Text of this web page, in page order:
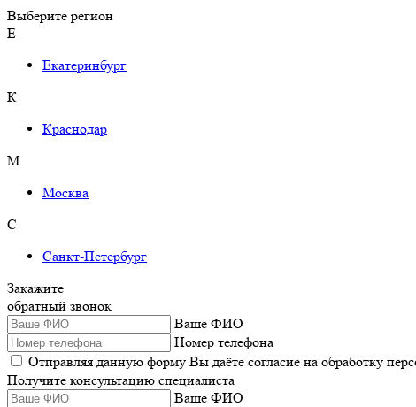
Выберите регион
Е
Екатеринбург
К
Краснодар
М
Москва
С
Санкт-Петербург
Закажите
обратный звонок
Ваше ФИО
Номер телефона
Отправляя данную форму Вы даёте согласие на обработку
Получите консультацию специалиста
Ваше ФИО